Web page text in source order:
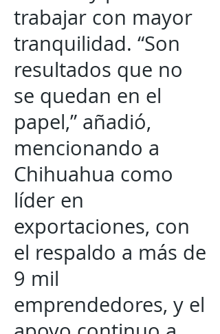
trabajar con mayor
tranquilidad. “Son
resultados que no
se quedan en el
papel,” añadió,
mencionando a
Chihuahua como
líder en
exportaciones, con
el respaldo a más de
9 mil
emprendedores, y el